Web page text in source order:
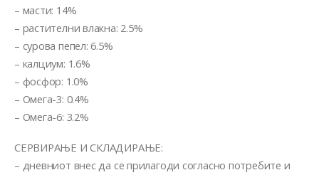
– масти: 14%
– растителни влакна: 2.5%
– сурова пепел: 6.5%
– калциум: 1.6%
– фосфор: 1.0%
– Омега-3: 0.4%
– Омега-6: 3.2%
СЕРВИРАЊЕ И СКЛАДИРАЊЕ:
– дневниот внес да се прилагоди согласно потребите и